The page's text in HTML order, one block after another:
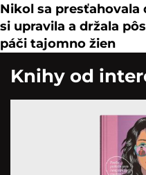
Nikol sa presťahovala
si upravila a držala
páči tajomno žien
Knihy od